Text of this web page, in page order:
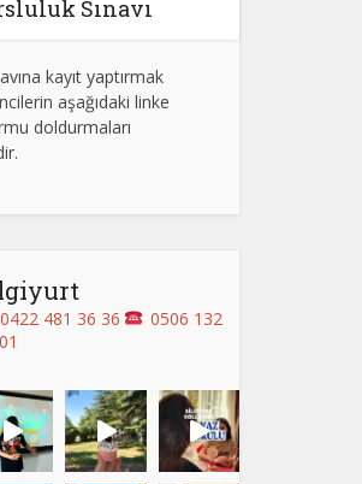
Sınavı
kayıt yaptırmak
aşağıdaki linke
doldurmaları
0422 481 36 36
0506 132